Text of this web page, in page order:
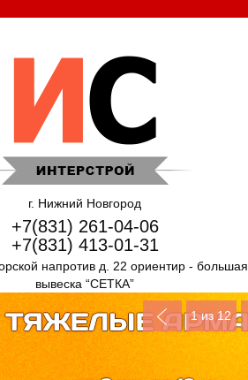
г. Нижний Новгород
+7(831) 261-04-06
+7(831) 413-01-31
напротив д. 22 ориентир -
вывеска “СЕТКА”
1из 12